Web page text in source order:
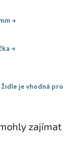
→
→
Židle je vhodná pro
zajímat